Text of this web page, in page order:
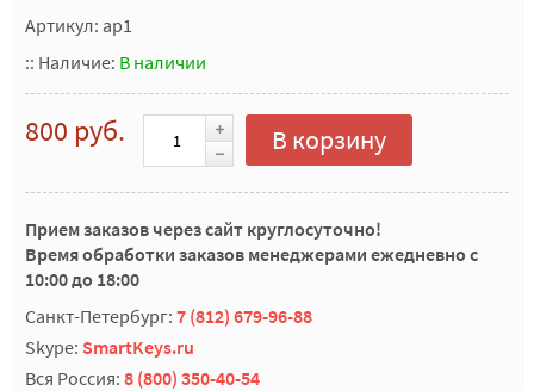
Артикул: ap1
:: Наличие: В наличии
800 руб. В корзину
Прием заказов через сайт круглосуточно!
Время обработки заказов менеджерами ежедневно с
10:00 до 18:00
Санкт-Петербург: 7 (812) 679-96-88
Skype: SmartKeys.ru
Вся Россия: 8 (800) 350-40-54